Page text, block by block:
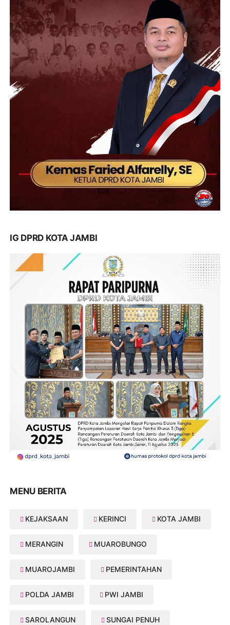
IG DPRD KOTA JAMBI
MENU BERITA
KEJAKSAAN KERINCI KOTA JAMBI
MERANGIN MUAROBUNGO
MUAROJAMBI PEMERINTAHAN
POLDA JAMBI PWI JAMBI
SAROLANGUN SUNGAI PENUH